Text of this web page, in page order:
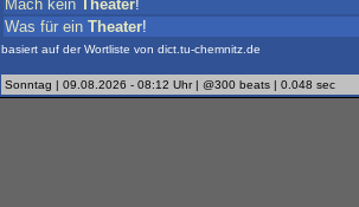
Mach kein Theater!
Was für ein Theater!
basiert auf der Wortliste von dict.tu-chemnitz.de
Sonntag | 09.08.2026 - 08:12 Uhr | @300 beats | 0.048 sec